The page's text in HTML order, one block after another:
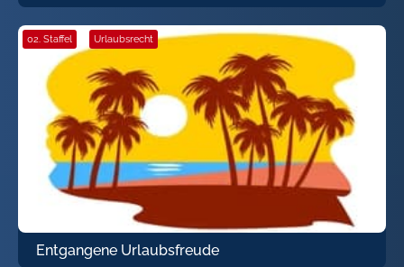
02. Staffel Urlaubsrecht
Entgangene Urlaubsfreude